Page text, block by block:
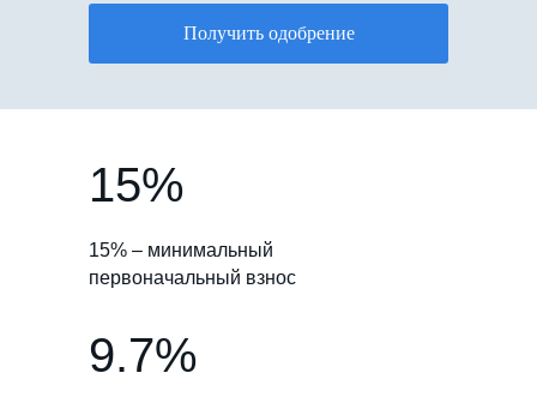
Получить одобрение
15%
15% – минимальный
первоначальный взнос
9.7%